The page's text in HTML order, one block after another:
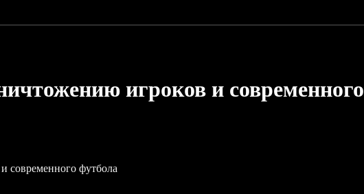
игроков и современного
современного футбола